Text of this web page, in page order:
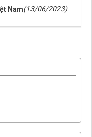
Nam(13/06/2023)